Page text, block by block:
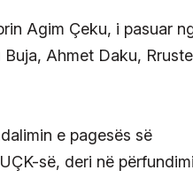
Agim Çeku, i pasuar
Ahmet Daku,
e pagesës së
së, deri në